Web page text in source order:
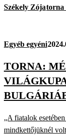
Székely Zójatorna
Egyéb egyéni
TORNA:
„A fiatalok
mindkettőjüknél